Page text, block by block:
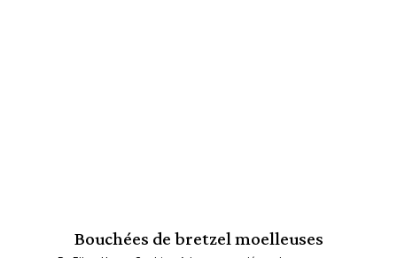
Bouchées de bretzel moelleuses